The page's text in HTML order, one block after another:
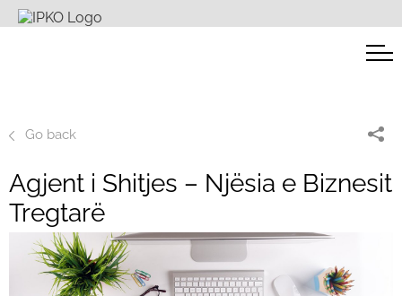
Go back
Agjent i Shitjes – Njësia e Biznesit
Tregtarë